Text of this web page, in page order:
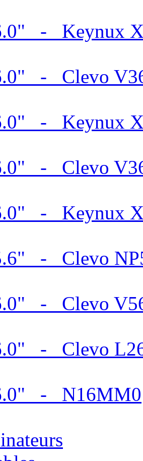
- Keynux
- Clevo
- Keynux
- Clevo
- Keynux
- Clevo
- Clevo
- Clevo
- N16MM0